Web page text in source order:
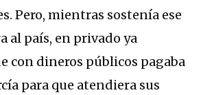
Pero, mientras sostenía ese
al país, en privado ya
con dineros públicos pagaba
para que atendiera sus